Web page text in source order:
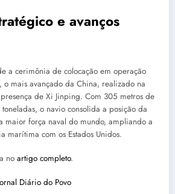
e avanços
a cerimônia de colocação em operação
o mais avançado da China, realizado na
de Xi Jinping. Com 305 metros de
o navio consolida a posição da
maior força naval do mundo, ampliando a
marítima com os Estados Unidos.
no artigo completo.
Diário do Povo